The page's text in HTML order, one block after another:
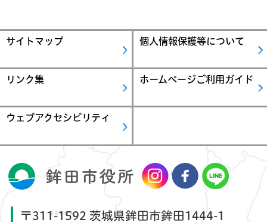
サイトマップ 個人情報保護等について
リンク集 ホームページご利用ガイド
ウェブアクセシビリティ
〒311-1592 茨城県鉾田市鉾田1444-1